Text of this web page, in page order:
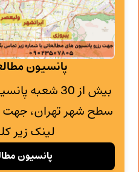
پانسیون
بیش از 30
سطح شهر تهران، جهت
لینک زیر
پانسیون